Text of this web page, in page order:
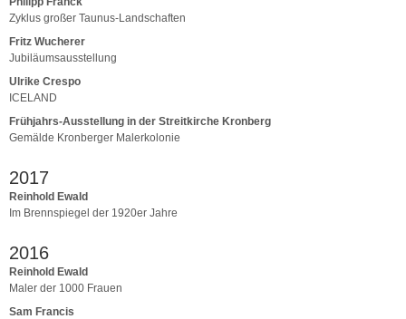
Zyklus großer Taunus-Landschaften
Fritz Wucherer
Jubiläumsausstellung
Ulrike Crespo
ICELAND
Frühjahrs-Ausstellung in der Streitkirche Kronberg
Gemälde Kronberger Malerkolonie
2017
Reinhold Ewald
Im Brennspiegel der 1920er Jahre
2016
Reinhold Ewald
Maler der 1000 Frauen
Sam Francis